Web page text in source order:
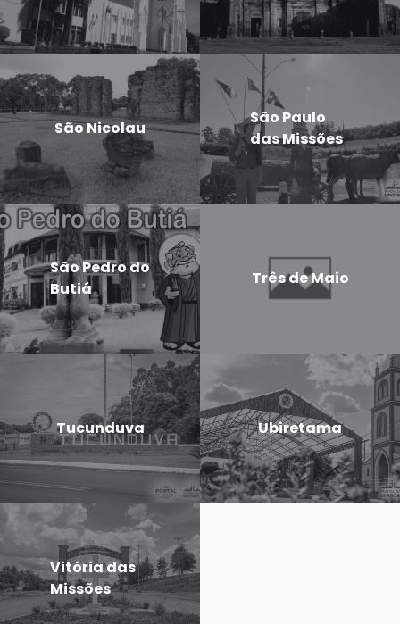
São Nicolau
São Paulo
das Missões
São Pedro do
Butiá
Três de Maio
Tucunduva Ubiretama
Vitória das
Missões